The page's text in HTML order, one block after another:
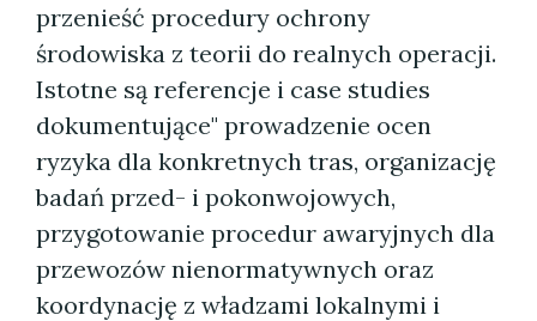
przenieść procedury ochrony
środowiska z teorii do realnych operacji.
Istotne są referencje i case studies
dokumentujące" prowadzenie ocen
ryzyka dla konkretnych tras, organizację
badań przed- i pokonwojowych,
przygotowanie procedur awaryjnych dla
przewozów nienormatywnych oraz
koordynację z władzami lokalnymi i